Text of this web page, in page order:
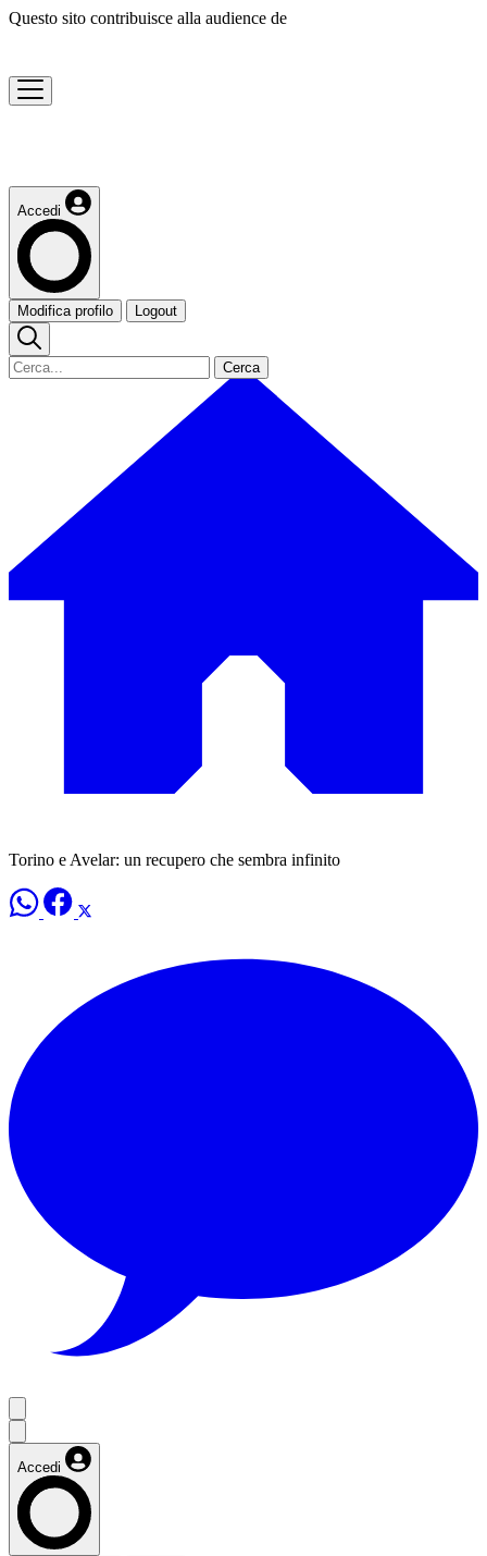
Questo sito contribuisce alla audience de
Accedi
Modifica profilo Logout
Cerca
Torino e Avelar: un recupero che sembra infinito
Accedi